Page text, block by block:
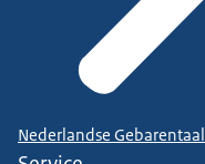
Nederlandse Gebarentaal